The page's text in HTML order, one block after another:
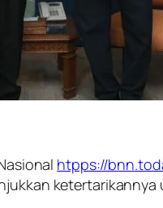
htpps://
ketertarikannya